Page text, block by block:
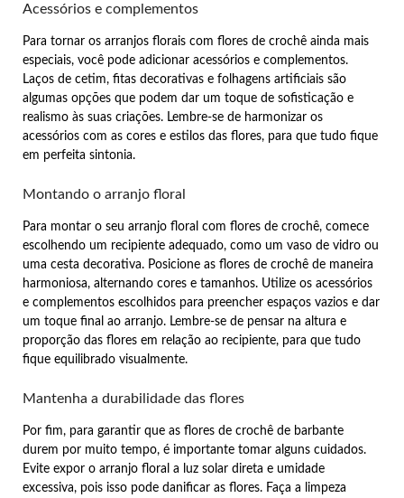
Acessórios e complementos
Para tornar os arranjos florais com flores de crochê ainda mais
especiais, você pode adicionar acessórios e complementos.
Laços de cetim, fitas decorativas e folhagens artificiais são
algumas opções que podem dar um toque de sofisticação e
realismo às suas criações. Lembre-se de harmonizar os
acessórios com as cores e estilos das flores, para que tudo fique
em perfeita sintonia.
Montando o arranjo floral
Para montar o seu arranjo floral com flores de crochê, comece
escolhendo um recipiente adequado, como um vaso de vidro ou
uma cesta decorativa. Posicione as flores de crochê de maneira
harmoniosa, alternando cores e tamanhos. Utilize os acessórios
e complementos escolhidos para preencher espaços vazios e dar
um toque final ao arranjo. Lembre-se de pensar na altura e
proporção das flores em relação ao recipiente, para que tudo
fique equilibrado visualmente.
Mantenha a durabilidade das flores
Por fim, para garantir que as flores de crochê de barbante
durem por muito tempo, é importante tomar alguns cuidados.
Evite expor o arranjo floral a luz solar direta e umidade
excessiva, pois isso pode danificar as flores. Faça a limpeza